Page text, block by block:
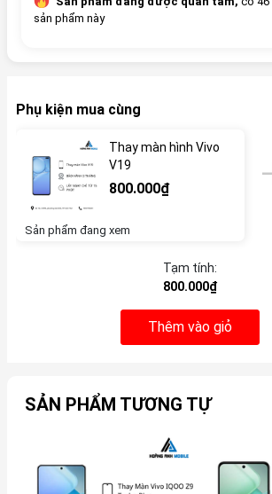
sản phẩm này
Phụ kiện mua cùng
Thay màn hình Vivo
V19
800.000₫
Sản phẩm đang xem
Tạm tính:
800.000₫
Thêm vào giỏ
SẢN PHẨM TƯƠNG TỰ